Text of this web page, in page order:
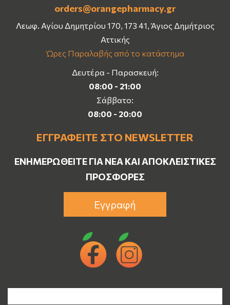
orders@orangepharmacy.gr
Λεωφ. Αγίου Δημητρίου 170, 173 41, Άγιος Δημήτριος
Αττικής
Ώρες Παραλαβής από το κατάστημα
Δευτέρα - Παρασκευή:
08:00 - 21:00
Σάββατο:
08:00 - 20:00
ΕΓΓΡΑΦΕΊΤΕ ΣΤΟ NEWSLETTER
ΕΝΗΜΕΡΩΘΕΊΤΕ ΓΙΑ ΝΈΑ ΚΑΙ ΑΠΟΚΛΕΙΣΤΙΚΈΣ
ΠΡΟΣΦΟΡΈΣ
Εγγραφή